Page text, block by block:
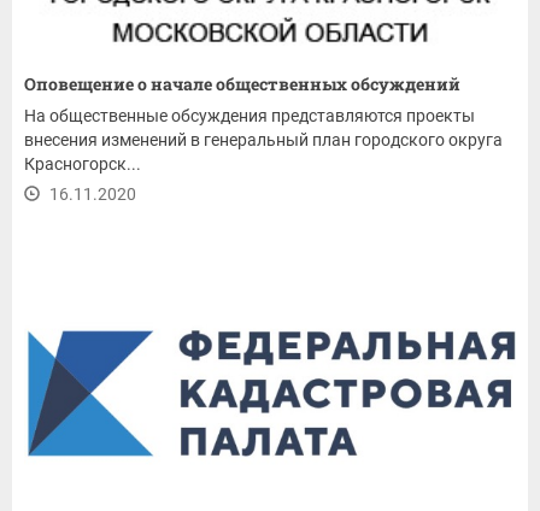
Оповещение о начале общественных обсуждений
На общественные обсуждения представляются проекты
внесения изменений в генеральный план городского округа
Красногорск...
16.11.2020